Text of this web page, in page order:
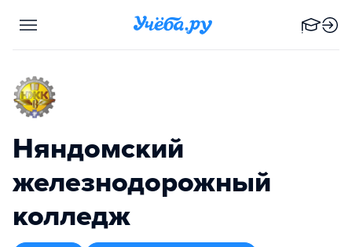
Няндомский
железнодорожный
колледж